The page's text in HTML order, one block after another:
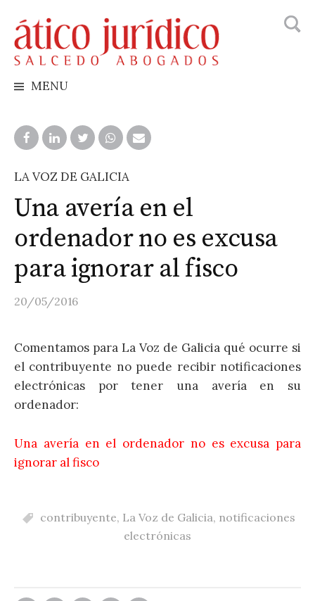
to
content
MENU
LA VOZ DE GALICIA
Una avería en el
ordenador no es excusa
para ignorar al fisco
20/05/2016
Comentamos para La Voz de Galicia qué ocurre si
el contribuyente no puede recibir notificaciones
electrónicas por tener una avería en su
ordenador:
Una avería en el ordenador no es excusa para
ignorar al fisco
contribuyente, La Voz de Galicia, notificaciones
electrónicas